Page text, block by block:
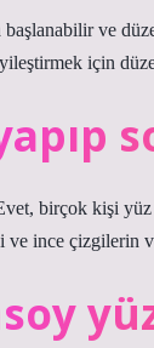
ve
için
birçok kişi
ve ince çizgilerin